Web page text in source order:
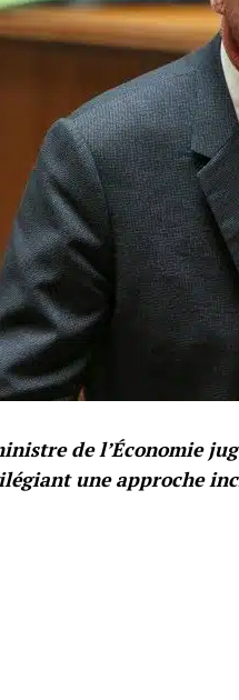
de l’Économie
une approche